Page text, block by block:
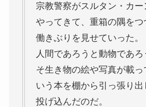
宗教警察がスルタン・カー
やってきて、重箱の隅をつ
働きぶりを見せていった。
人間であろうと動物であろ
そ生き物の絵や写真が載っ
いう本を棚から引っ張り出
投げ込んだのだ。